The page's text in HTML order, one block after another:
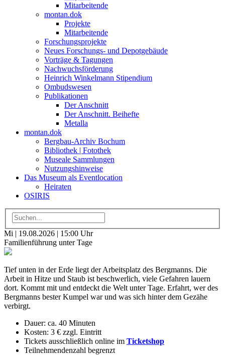
Mitarbeitende
montan.dok
Projekte
Mitarbeitende
Forschungsprojekte
Neues Forschungs- und Depotgebäude
Vorträge & Tagungen
Nachwuchsförderung
Heinrich Winkelmann Stipendium
Ombudswesen
Publikationen
Der Anschnitt
Der Anschnitt. Beihefte
Metalla
montan.dok
Bergbau-Archiv Bochum
Bibliothek | Fotothek
Museale Sammlungen
Nutzungshinweise
Das Museum als Eventlocation
Heiraten
OSIRIS
Mi | 19.08.2026 | 15:00 Uhr
Familienführung unter Tage
Tief unten in der Erde liegt der Arbeitsplatz des Bergmanns. Die
Arbeit in Hitze und Staub ist beschwerlich, viele Gefahren lauern
dort. Kommt mit und entdeckt die Welt unter Tage. Erfahrt, wer des
Bergmanns bester Kumpel war und was sich hinter dem Gezähe
verbirgt.
Dauer: ca. 40 Minuten
Kosten: 3 € zzgl. Eintritt
Tickets ausschließlich online im Ticketshop
Teilnehmendenzahl begrenzt